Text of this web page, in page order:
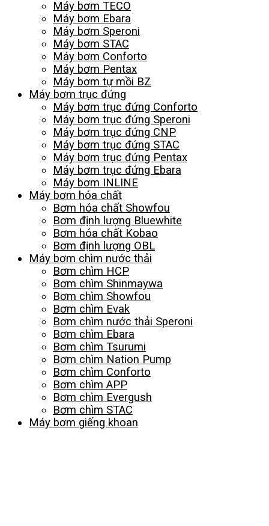
Máy bơm TECO
Máy bơm Ebara
Máy bơm Speroni
Máy bơm STAC
Máy bơm Conforto
Máy bơm Pentax
Máy bơm tự mồi BZ
Máy bơm trục đứng
Máy bơm trục đứng Conforto
Máy bơm trục đứng Speroni
Máy bơm trục đứng CNP
Máy bơm trục đứng STAC
Máy bơm trục đứng Pentax
Máy bơm trục đứng Ebara
Máy bơm INLINE
Máy bơm hóa chất
Bơm hóa chất Showfou
Bơm định lượng Bluewhite
Bơm hóa chất Kobao
Bơm định lượng OBL
Máy bơm chìm nước thải
Bơm chìm HCP
Bơm chìm Shinmaywa
Bơm chìm Showfou
Bơm chìm Evak
Bơm chìm nước thải Speroni
Bơm chìm Ebara
Bơm chìm Tsurumi
Bơm chìm Nation Pump
Bơm chìm Conforto
Bơm chìm APP
Bơm chìm Evergush
Bơm chìm STAC
Máy bơm giếng khoan